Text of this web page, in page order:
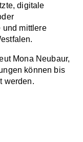
digitale
und mittlere
Mona Neubaur,
können bis
werden.